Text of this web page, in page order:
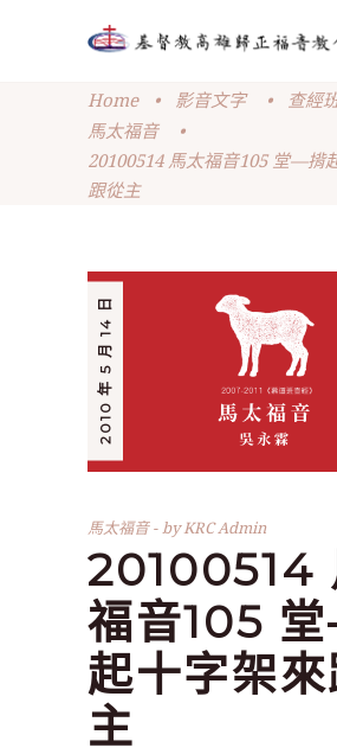
Home • 影音文字 • 查經
馬太福音
•
20100514 馬太福音105 堂—揹
跟從主
2010 年 5 月 14 日
馬太福音 byKRC Admin
20100514
福音105
起十字架
主